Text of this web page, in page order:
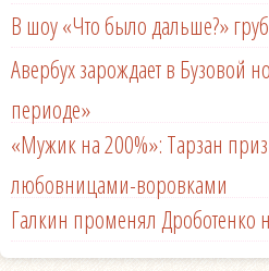
В шоу «Что было дальше?»
Авербух зарождает в Бузовой
периоде»
«Мужик на 200%»: Тарзан
любовницами-воровками
Галкин променял Дроботенко